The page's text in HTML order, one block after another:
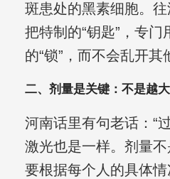
斑患处的黑素细胞。
把特制的“钥匙”，专
的“锁”，而不会乱开其
二、剂量是关键：不是越大
河南话里有句老话：“
激光也是一样。剂量
要根据每个人的具体